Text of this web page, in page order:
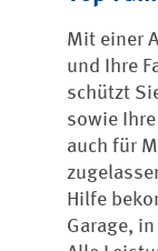
Mit einer
und Ihre
schützt
sowie
auch für
Hilfe
Garage,